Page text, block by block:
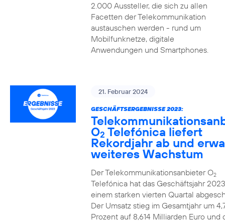
2.000 Aussteller, die sich zu allen
Facetten der Telekommunikation
austauschen werden - rund um
Mobilfunknetze, digitale
Anwendungen und Smartphones.
21. Februar 2024
GESCHÄFTSERGEBNISSE 2023:
O2 Telefónica liefert
Rekordjahr ab und
weiteres Wachstum
Der Telekommunikationsanbieter O2
Telefónica hat das Geschäftsjahr
einem starken vierten Quartal
Der Umsatz stieg im Gesamtjahr um
Prozent auf 8,614 Milliarden Euro und